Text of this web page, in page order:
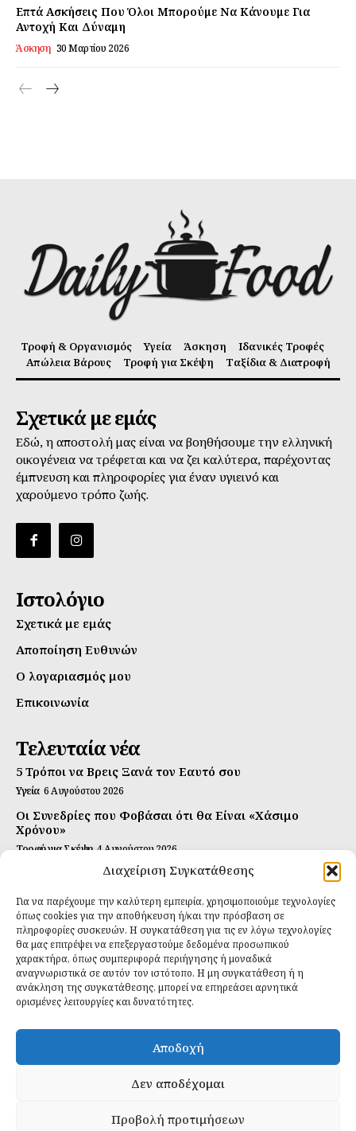
Διαχείριση Συγκατάθεσης
Για να παρέχουμε την καλύτερη εμπειρία, χρησιμοποιούμε τεχνολογίες
όπως cookies για την αποθήκευση ή/και την πρόσβαση σε
πληροφορίες συσκευών. Η συγκατάθεση για τις εν λόγω τεχνολογίες
θα μας επιτρέψει να επεξεργαστούμε δεδομένα προσωπικού
χαρακτήρα, όπως συμπεριφορά περιήγησης ή μοναδικά
αναγνωριστικά σε αυτόν τον ιστότοπο. Η μη συγκατάθεση ή η
ανάκληση της συγκατάθεσης, μπορεί να επηρεάσει αρνητικά
ορισμένες λειτουργίες και δυνατότητες.
Αποδοχή
Δεν αποδέχομαι
Προβολή προτιμήσεων
Επτά Ασκήσεις Που Όλοι Μπορούμε Να Κάνουμε Για
Αντοχή Και Δύναμη
Άσκηση 30 Μαρτίου 2026
Τροφή & Οργανισμός Υγεία Άσκηση
Ιδανικές Τροφές
Απώλεια Βάρους
Τροφή για Σκέψη Ταξίδια & Διατροφή
Σχετικά με εμάς
Εδώ, η αποστολή μας είναι να βοηθήσουμε την ελληνική
οικογένεια να τρέφεται και να ζει καλύτερα, παρέχοντας
έμπνευση και πληροφορίες για έναν υγιεινό και
χαρούμενο τρόπο ζωής.
Ιστολόγιο
Σχετικά με εμάς
Αποποίηση Ευθυνών
Ο λογαριασμός μου
Επικοινωνία
Τελευταία νέα
5 Τρόποι να Βρεις Ξανά τον Εαυτό σου
Υγεία 6 Αυγούστου 2026
Οι Συνεδρίες που Φοβάσαι ότι θα Είναι «Χάσιμο
Χρόνου»
Τροφή για Σκέψη 4 Αυγούστου 2026
Αυτή Είναι η Συνταγή για Τέλεια Κομπούτσα
Ιδανικές Τροφές 26 Ιουλίου 2026
Εγγραφείτε
ΕΓΓΡΑΦΉ
Έχω διαβάσει και δέχομαι τηνπολιτική απορρήτου